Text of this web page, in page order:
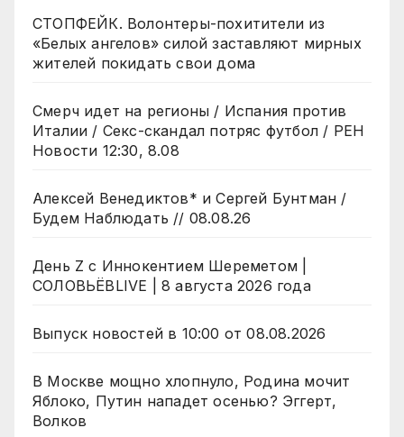
СТОПФЕЙК. Волонтеры-похитители из
«Белых ангелов» силой заставляют мирных
жителей покидать свои дома
Смерч идет на регионы / Испания против
Италии / Секс-скандал потряс футбол / РЕН
Новости 12:30, 8.08
Алексей Венедиктов* и Сергей Бунтман /
Будем Наблюдать // 08.08.26
День Z с Иннокентием Шереметом |
СОЛОВЬЁВLIVE | 8 августа 2026 года
Выпуск новостей в 10:00 от 08.08.2026
В Москве мощно хлопнуло, Родина мочит
Яблоко, Путин нападет осенью? Эггерт,
Волков